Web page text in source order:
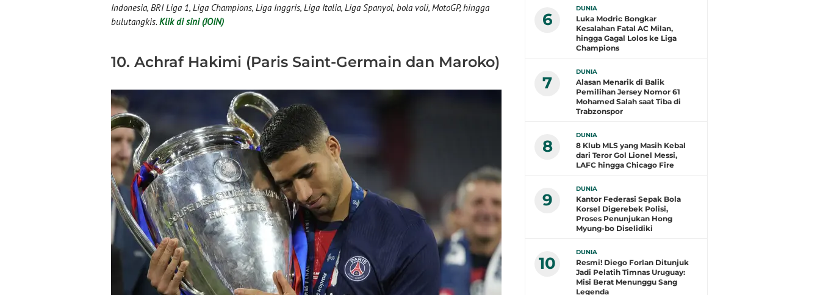
Indonesia, BRI Liga 1, Liga Champions, Liga Inggris, Liga Italia, Liga Spanyol, bola voli, MotoGP, hingga
bulutangkis. Klik di sini (JOIN)
10. Achraf Hakimi (Paris Saint-Germain dan Maroko)
6
DUNIA
Luka Modric Bongkar
Kesalahan Fatal AC Milan,
hingga Gagal Lolos ke Liga
Champions
7
DUNIA
Alasan Menarik di Balik
Pemilihan Jersey Nomor 61
Mohamed Salah saat Tiba di
Trabzonspor
8
DUNIA
8 Klub MLS yang Masih Kebal
dari Teror Gol Lionel Messi,
LAFC hingga Chicago Fire
9
DUNIA
Kantor Federasi Sepak Bola
Korsel Digerebek Polisi,
Proses Penunjukan Hong
Myung-bo Diselidiki
10
DUNIA
Resmi! Diego Forlan Ditunjuk
Jadi Pelatih Timnas Uruguay:
Misi Berat Menunggu Sang
Legenda